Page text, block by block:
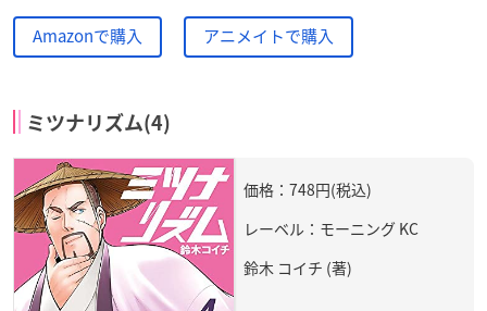
Amazonで購入 アニメイトで購入
ミツナリズム(4)
価格：748円(税込)
レーベル：モーニング KC
鈴木 コイチ (著)